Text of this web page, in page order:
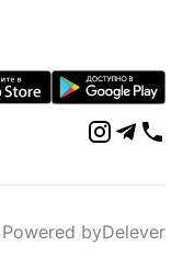
Powered byDelever